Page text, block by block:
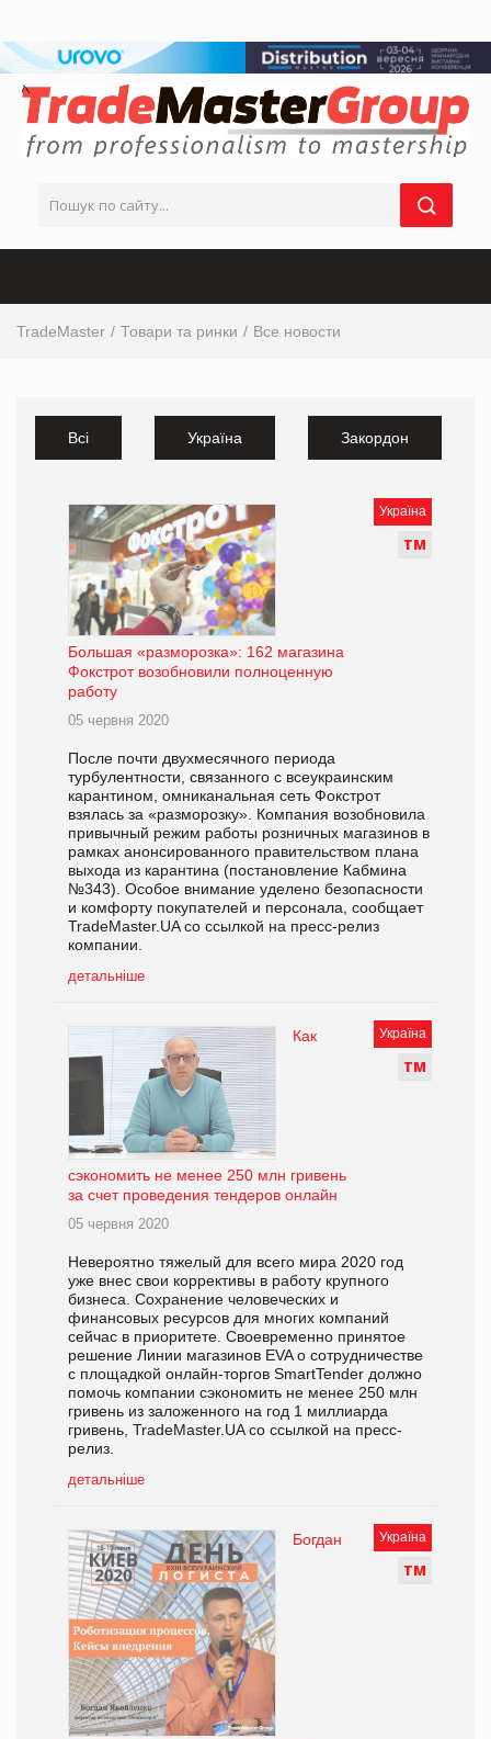
TradeMaster Товари та ринки Все новости
Всі Україна Закордон
Україна
ТМ
Большая «разморозка»: 162 магазина
Фокстрот возобновили полноценную
работу
05 червня 2020
После почти двухмесячного периода
турбулентности, связанного с всеукраинским
карантином, омниканальная сеть Фокстрот
взялась за «разморозку». Компания возобновила
привычный режим работы розничных магазинов в
рамках анонсированного правительством плана
выхода из карантина (постановление Кабмина
№343). Особое внимание уделено безопасности
и комфорту покупателей и персонала, сообщает
TradeMaster.UA со ссылкой на пресс-релиз
компании.
детальніше
Україна
ТМ
Как
сэкономить не менее 250 млн гривень
за счет проведения тендеров онлайн
05 червня 2020
Невероятно тяжелый для всего мира 2020 год
уже внес свои коррективы в работу крупного
бизнеса. Сохранение человеческих и
финансовых ресурсов для многих компаний
сейчас в приоритете. Своевременно принятое
решение Линии магазинов EVA о сотрудничестве
с площадкой онлайн-торгов SmartTender должно
помочь компании сэкономить не менее 250 млн
гривень из заложенного на год 1 миллиарда
гривень, TradeMaster.UA со ссылкой на пресс-
релиз.
детальніше
Україна
ТМ
Богдан